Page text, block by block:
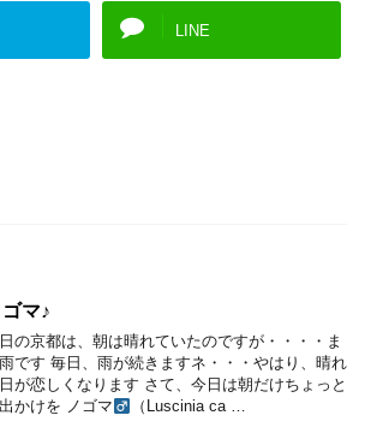
LINE
ゴマ♪
の京都は、朝は晴れていたのですが・・・・ま
です 毎日、雨が続きますネ・・・やはり、晴れ
が恋しくなります さて、今日は朝だけちょっと
かけを ノゴマ
（Luscinia ca …